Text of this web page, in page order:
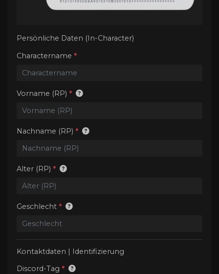
Persönliche Daten (In-Character)
Charactername *
Vorname (RP) *
Nachname (RP) *
Alter (RP) *
Geschlecht *
Kontaktdaten | Identifizierung
Discord-Tag *